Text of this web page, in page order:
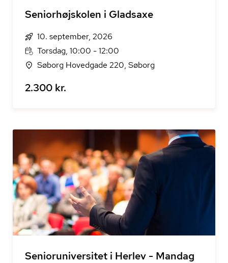
Seniorhøjskolen i Gladsaxe
10. september, 2026
Torsdag, 10:00 - 12:00
Søborg Hovedgade 220, Søborg
2.300 kr.
Senioruniversitet i Herlev - Mandag